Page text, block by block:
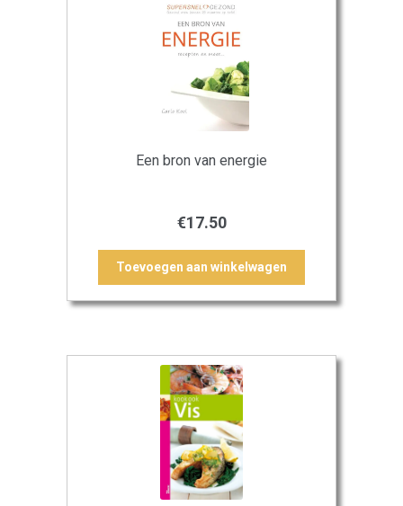
Een bron van energie
€17.50
Toevoegen aan winkelwagen